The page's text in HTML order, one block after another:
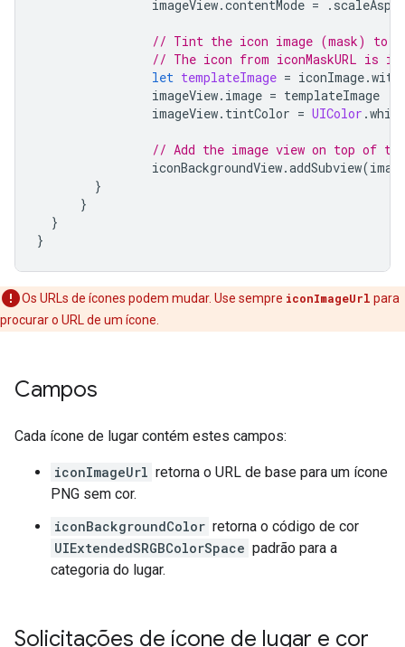
imageView.contentMode = .
// Tint the icon image (mask) to
// The icon from iconMaskURL is
let templateImage = iconImage.
imageView. image = templateImage
imageView. tintColor = UIColor .white
// Add the image view on top of the
iconBackgroundView.addSubview(
}
}
}
}
Os URLs de ícones podem mudar. Use sempre iconImageUrl para
procurar o URL de um ícone.
Campos
Cada ícone de lugar contém estes campos:
iconImageUrl retorna o URL de base para um ícone
PNG sem cor.
iconBackgroundColor retorna o código de cor
UIExtendedSRGBColorSpace padrão para a
categoria do lugar.
Solicitações de ícone de lugar e cor